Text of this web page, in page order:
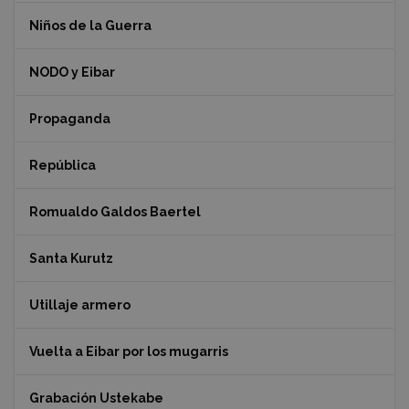
Niños de la Guerra
NODO y Eibar
Propaganda
República
Romualdo Galdos Baertel
Santa Kurutz
Utillaje armero
Vuelta a Eibar por los mugarris
Grabación Ustekabe